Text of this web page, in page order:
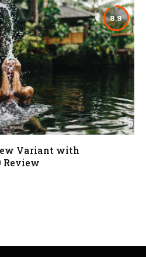
8.9
Variant with
Review